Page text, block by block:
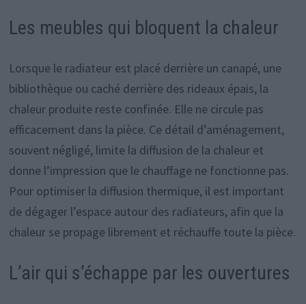
Les meubles qui bloquent la chaleur
Lorsque le radiateur est placé derrière un canapé, une
bibliothèque ou caché derrière des rideaux épais, la
chaleur produite reste confinée. Elle ne circule pas
efficacement dans la pièce. Ce détail d’aménagement,
souvent négligé, limite la diffusion de la chaleur et
donne l’impression que le chauffage ne fonctionne pas.
Pour optimiser la diffusion thermique, il est important
de dégager l’espace autour des radiateurs, afin que la
chaleur se propage librement et réchauffe toute la pièce.
L’air qui s’échappe par les ouvertures